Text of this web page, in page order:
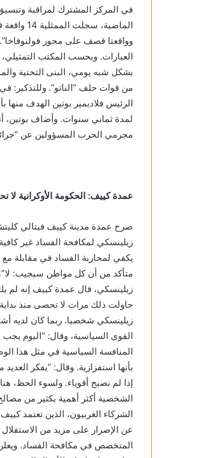
العيارات. وبحسب المكتب
بشكل شبه يومي، البنى التحتية
الرئيس فلاديمير بوتين الهدف منها
لمدة ثماني سنوات. وأضاف بوتين،
مجرمي الحرب المسؤولين عن
عمدة كييف: الحكومة الأوكرانية لا
صرح عمدة مدينة كييف فيتالي
زيلينسكي لمكافحة الفساد غير
متأكد من أن كل مواطن سيجيب: لا”،
زيلينسكي، قال عمدة كييف إنه لم
حاولت ذلك مرات لا تحصى منذ
زيلينسكي شخصيا. ربما كان لديه
القوى السياسية، وقال: “اليوم
المنافسة السياسية في مثل هذا
بأنها استفزازية. وقال: “يفكر
إذا لم نصبح أقوياء. ولسوء الحظ،
الشخصية أكثر أهمية بكثير من
الشركاء الغربيون، الذين تعتمد
عن الإصرار على مزيد من
المتخصص في مكافحة الفساد. ويعلن